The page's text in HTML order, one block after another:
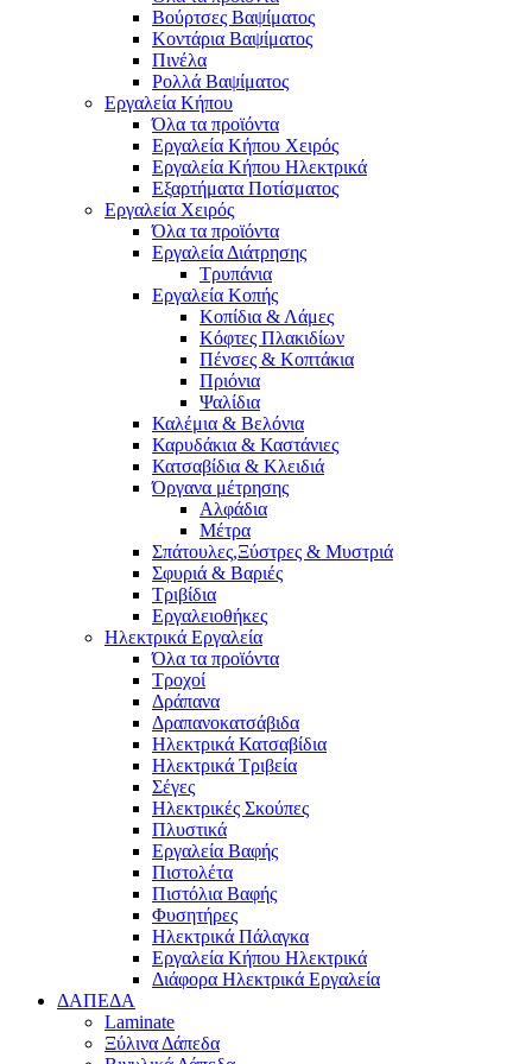
Βούρτσες Βαψίματος
Κοντάρια Βαψίματος
Πινέλα
Ρολλά Βαψίματος
Εργαλεία Κήπου
Όλα τα προϊόντα
Εργαλεία Κήπου Χειρός
Εργαλεία Κήπου Ηλεκτρικά
Εξαρτήματα Ποτίσματος
Εργαλεία Χειρός
Όλα τα προϊόντα
Εργαλεία Διάτρησης
Τρυπάνια
Εργαλεία Κοπής
Κοπίδια & Λάμες
Κόφτες Πλακιδίων
Πένσες & Κοπτάκια
Πριόνια
Ψαλίδια
Καλέμια & Βελόνια
Καρυδάκια & Καστάνιες
Κατσαβίδια & Κλειδιά
Όργανα μέτρησης
Αλφάδια
Μέτρα
Σπάτουλες,Ξύστρες & Μυστριά
Σφυριά & Βαριές
Τριβίδια
Εργαλειοθήκες
Ηλεκτρικά Εργαλεία
Όλα τα προϊόντα
Τροχοί
Δράπανα
Δραπανοκατσάβιδα
Ηλεκτρικά Κατσαβίδια
Ηλεκτρικά Τριβεία
Σέγες
Ηλεκτρικές Σκούπες
Πλυστικά
Εργαλεία Βαφής
Πιστολέτα
Πιστόλια Βαφής
Φυσητήρες
Ηλεκτρικά Πάλαγκα
Εργαλεία Κήπου Ηλεκτρικά
Διάφορα Ηλεκτρικά Εργαλεία
ΔΑΠΕΔΑ
Laminate
Ξύλινα Δάπεδα